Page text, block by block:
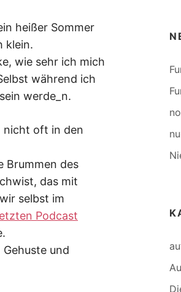
heißer Sommer
klein.
wie sehr ich mich
während ich
werde_n.
nicht oft in den
Brummen des
das mit
selbst im
Podcast
und